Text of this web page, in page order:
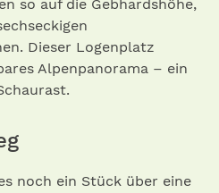
so auf die Gebhardshöhe,
Dieser Logenplatz
Alpenpanorama – ein
noch ein Stück über eine